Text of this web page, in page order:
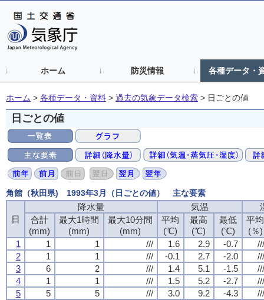
ホーム 防災情報 各種データ・
ホーム > 各種データ・資料 > 過去の気象データ検索 > 日ごとの値
日ごとの値
角館（秋田県) 1993年3月（日ごとの値） 主な要素
日
降水量 気温
合計
(mm)
最大1時間
(mm)
最大10分間
(mm)
平均
(℃)
最高
(℃)
最低
(℃)
平均
(％)
1
1 1 /// 1.6 2.9 -0.7
///
2
1 1 /// -0.1 2.7 -2.0
///
3
6 2 /// 1.4 5.1 -1.5
///
4
1 1 /// 1.5 5.2 -2.7
///
5
5 5 /// 3.0 9.2 -4.3
///